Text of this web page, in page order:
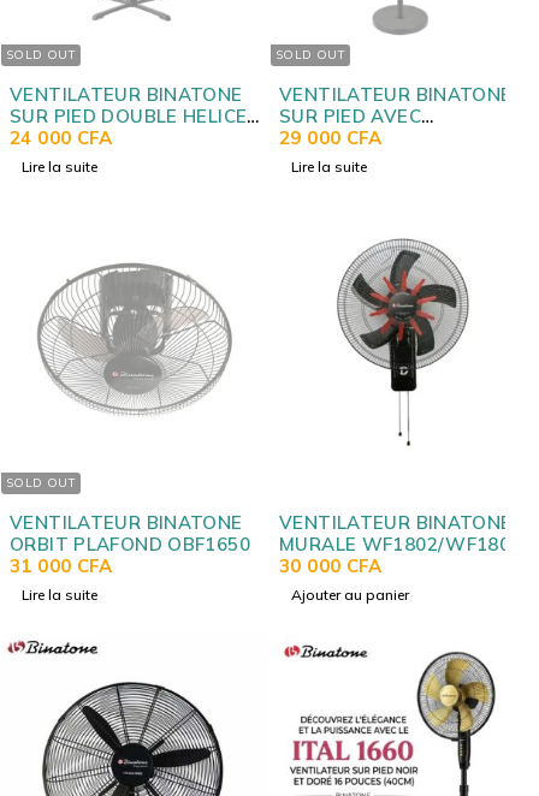
SOLD OUT
VENTILATEUR BINATONE
SUR PIED DOUBLE HELICES
A1692B
24 000 CFA
Lire la suite
SOLD OUT
VENTILATEUR BINATONE
SUR PIED AVEC
COMMANDE A1612RC
29 000 CFA
Lire la suite
SOLD OUT
VENTILATEUR BINATONE
ORBIT PLAFOND OBF1650
31 000 CFA
Lire la suite
VENTILATEUR BINATONE
MURALE WF1802/WF1806
30 000 CFA
Ajouter au panier